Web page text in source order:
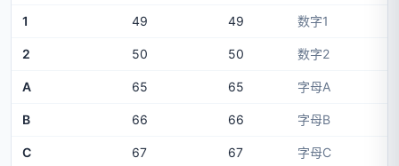
1 49 49 数字1
2 50 50 数字2
A 65 65 字母A
B 66 66 字母B
C 67 67 字母C